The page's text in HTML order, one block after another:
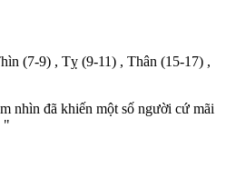
(7-9) , Tỵ (9-11) , Thân (15-17) ,
nhìn đã khiến một số người cứ mãi
"